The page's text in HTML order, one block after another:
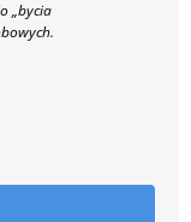
„bycia